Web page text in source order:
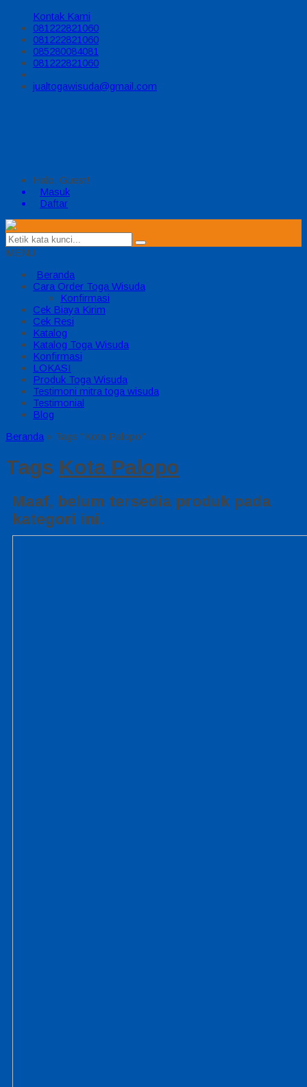
Kontak Kami
081222821060
081222821060
085280084081
081222821060
jualtogawisuda@gmail.com
Halo, Guest!
Masuk
Daftar
MENU
Beranda
Cara Order Toga Wisuda
Konfirmasi
Cek Biaya Kirim
Cek Resi
Katalog
Katalog Toga Wisuda
Konfirmasi
LOKASI
Produk Toga Wisuda
Testimoni mitra toga wisuda
Testimonial
Blog
Beranda » Tags "Kota Palopo"
Tags Kota Palopo
Maaf, belum tersedia produk pada
kategori ini.